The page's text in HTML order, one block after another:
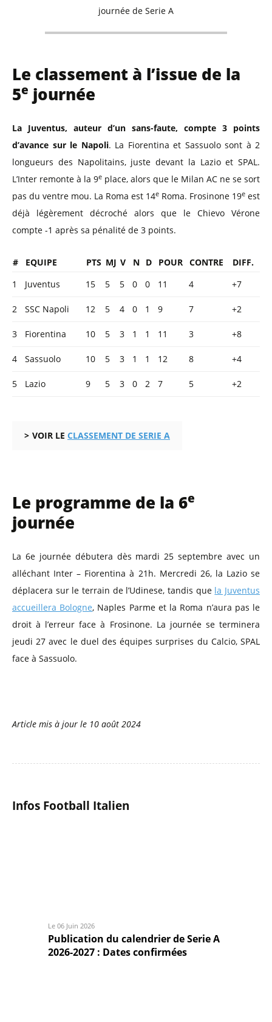
journée de Serie A
Le classement à l’issue de la
5e journée
La Juventus, auteur d’un sans-faute, compte 3 points
d’avance sur le Napoli. La Fiorentina et Sassuolo sont à 2
longueurs des Napolitains, juste devant la Lazio et SPAL.
L’Inter remonte à la 9e place, alors que le Milan AC ne se sort
pas du ventre mou. La Roma est 14e Roma. Frosinone 19e est
déjà légèrement décroché alors que le Chievo Vérone
compte -1 après sa pénalité de 3 points.
# EQUIPE PTS MJ V N D POUR CONTRE
DIFF.
1
Juventus 15 5 5 0 0 11 4 +7
2 SSC Napoli 12 5 4 0 1 9 7 +2
3 Fiorentina 10 5 3 1 1 11 3 +8
4 Sassuolo 10 5 3 1 1 12 8 +4
5 Lazio 9 5 3 0 2 7 5 +2
VOIR LE CLASSEMENT DE SERIE A
Le programme de la 6e
journée
La 6e journée débutera dès mardi 25 septembre avec un
alléchant Inter – Fiorentina à 21h. Mercredi 26, la Lazio se
déplacera sur le terrain de l’Udinese, tandis que la Juventus
accueillera Bologne, Naples Parme et la Roma n’aura pas le
droit à l’erreur face à Frosinone. La journée se terminera
jeudi 27 avec le duel des équipes surprises du Calcio, SPAL
face à Sassuolo.
Article mis à jour le 10 août 2024
Infos Football Italien
Le 06 Juin 2026
Publication du calendrier de Serie A
2026-2027 : Dates confirmées